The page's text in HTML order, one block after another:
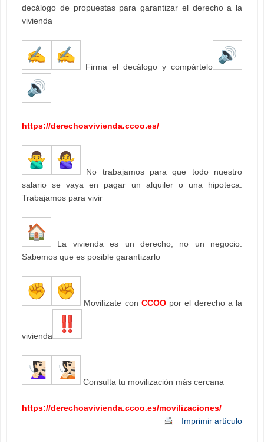
decálogo de propuestas para garantizar el derecho a la
vivienda
Firma el decálogo y compártelo
https://derechoavivienda.ccoo.es/
No trabajamos para que todo nuestro
salario se vaya en pagar un alquiler o una hipoteca.
Trabajamos para vivir
La vivienda es un derecho, no un negocio.
Sabemos que es posible garantizarlo
Movilízate con CCOOpor el derecho a la
vivienda
Consulta tu movilización más cercana
https://derechoavivienda.ccoo.es/movilizaciones/
Imprimir artículo